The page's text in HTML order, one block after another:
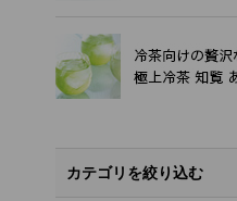
カテゴリを絞り込む